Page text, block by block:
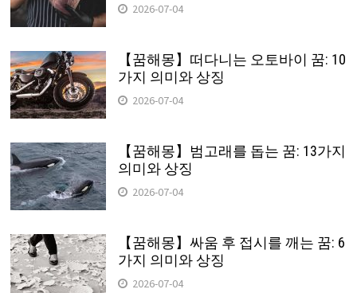
2026-07-04
【꿈해몽】떠다니는 오토바이 꿈: 10
가지 의미와 상징
2026-07-04
【꿈해몽】범고래를 돕는 꿈: 13가지
의미와 상징
2026-07-04
【꿈해몽】싸움 후 접시를 깨는 꿈: 6
가지 의미와 상징
2026-07-04